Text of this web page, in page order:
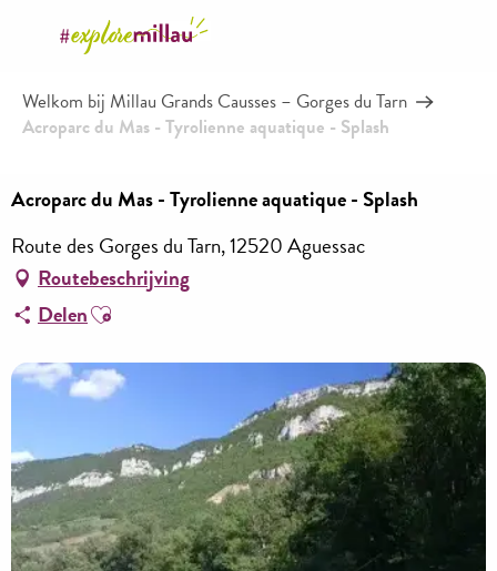
principal
Welkom bij Millau Grands Causses – Gorges du Tarn
Acroparc du Mas - Tyrolienne aquatique - Splash
Acroparc du Mas - Tyrolienne aquatique - Splash
Route des Gorges du Tarn, 12520 Aguessac
Routebeschrijving
DelenAjouter aux favoris